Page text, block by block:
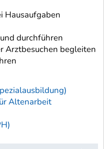
Hausaufgaben
durchführen
Arztbesuchen begleiten
Altenarbeit